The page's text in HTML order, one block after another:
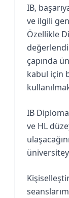
IB,
ve ilgili
Özellikle
çapında
kabul için
IB
ve HL